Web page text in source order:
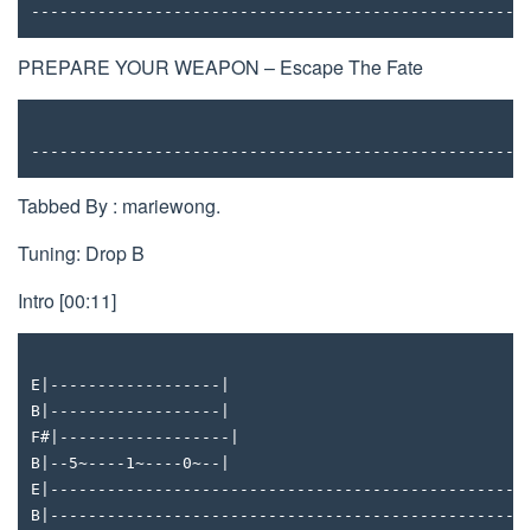
PREPARE YOUR WEAPON – Escape The Fate
Tabbed By : mariewong.
Tuning: Drop B
Intro [00:11]
E|------------------|
B|------------------|
F#|------------------|
B|--5~----1~----0~--|